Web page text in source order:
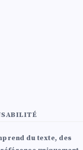
du texte, des